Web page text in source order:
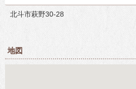
北斗市萩野30-28
地図